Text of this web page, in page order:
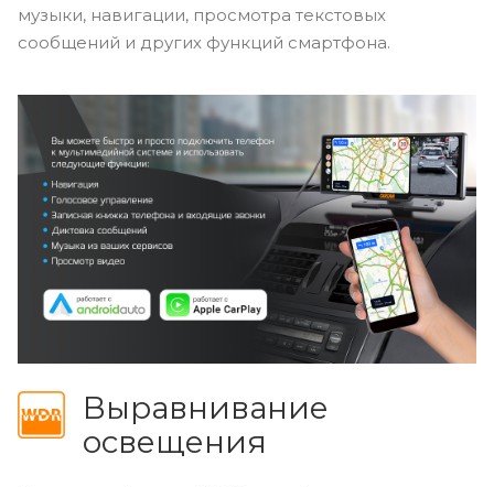
музыки, навигации, просмотра текстовых
сообщений и других функций смартфона.
Выравнивание
освещения